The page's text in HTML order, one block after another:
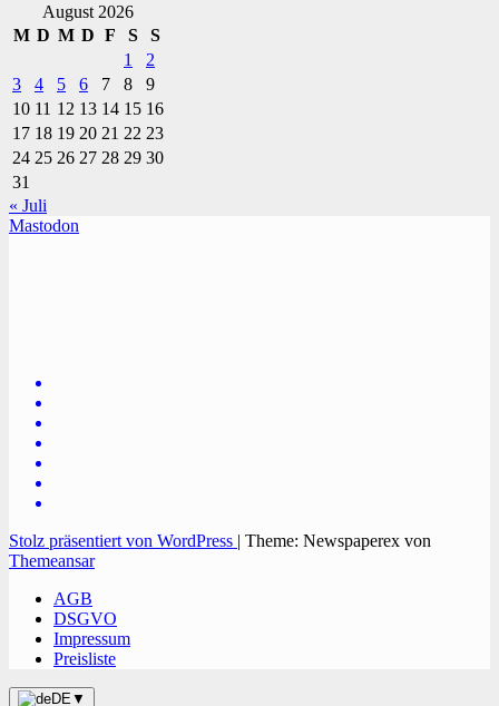
August 2026
M D M D F S
S
1
2
3
4 5 6 7 8
9
10 11 12 13 14 15 16
17 18 19 20 21 22 23
24 25 26 27 28 29 30
31
« Juli
Mastodon
Stolz präsentiert von WordPress | Theme: Newspaperex von
Themeansar
AGB
DSGVO
Impressum
Preisliste
DE▼